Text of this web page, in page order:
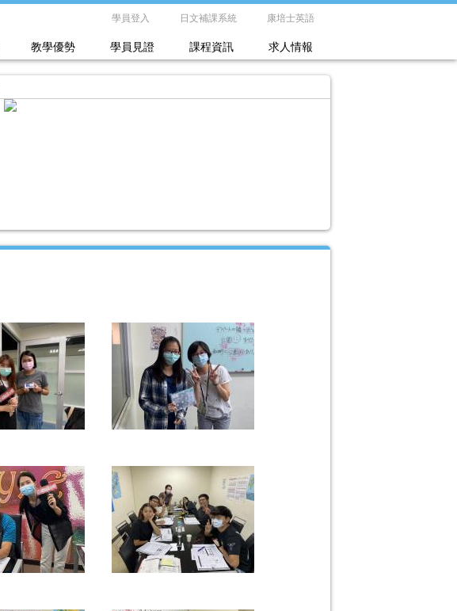
學員登入 日文補課系統 康培士英語
教學優勢 學員見證 課程資訊 求人情報